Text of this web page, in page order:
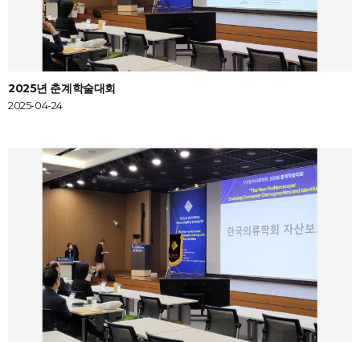
2025년 춘계학술대회
2025-04-24